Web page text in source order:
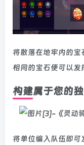
将散落在地牢内的
相同的宝石便可以发
构建属于您的独
将单位编入队伍即